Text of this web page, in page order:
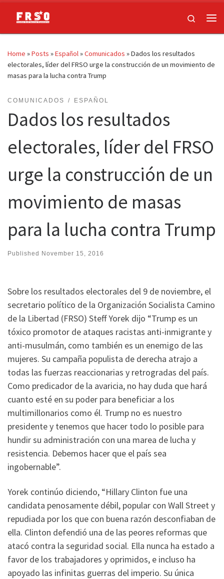
Skip to content
Search
Home »Posts »Español»Comunicados »Dados los resultados
electorales, líder del FRSO urge la construcción de un movimiento de
masas para la lucha contra Trump
COMUNICADOS ESPAÑOL
Dados los resultados
electorales, líder del FRSO
urge la construcción de un
movimiento de masas
para la lucha contra Trump
Published November 15, 2016
Sobre los resultados electorales del 9 de noviembre, el
secretario político de la Organización Socialista Camino
de la Libertad (FRSO) Steff Yorek dijo “Trump es un
tóxico promotor de ataques racistas anti-inmigrante y
anti-musulmán, como también es un enemigo de las
mujeres. Su campaña populista de derecha atrajo a
todas las fuerzas reaccionarias y retrogradas del país.
Como predicador de la avaricia, no hay duda que hará
cuanto esté en su poder para beneficiar a los
multimillonarios como él. Trump no es nuestro
presidente y tenemos que hacer todo lo posible para
hundir su administración con una marea de lucha y
resistencia. Debemos hacer que el país sea
ingobernable”.
Yorek continúo diciendo, “Hillary Clinton fue una
candidata penosamente débil, popular con Wall Street y
repudiada por los que con buena razón desconfiaban de
ella. Clinton defendió una de las peores reformas que
atacó contra la seguridad social. Ella nunca ha estado a
favor de los trabajadores y oprimidos, e incluso ha
apoyado las infinitas guerras del imperio. Su única